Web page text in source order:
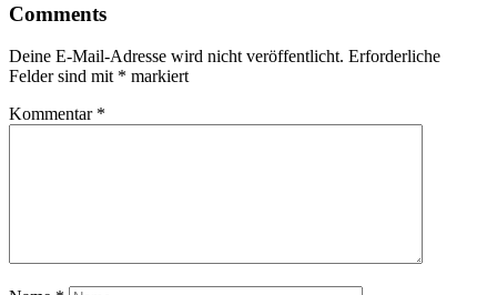
Comments
Deine E-Mail-Adresse wird nicht veröffentlicht. Erforderliche
Felder sind mit * markiert
Kommentar *